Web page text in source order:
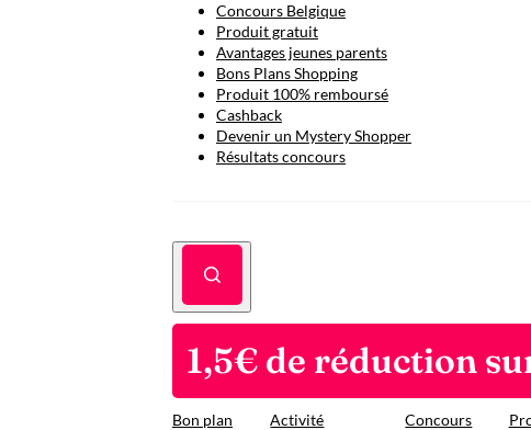
Concours Belgique
Produit gratuit
Avantages jeunes parents
Bons Plans Shopping
Produit 100% remboursé
Cashback
Devenir un Mystery Shopper
Résultats concours
1,5€ de réduction
Bon plan
Activité
Concours